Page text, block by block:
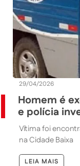
29/04/2026
Homem é
e polícia
Vítima foi
na Cidade Baixa
LEIA MAIS